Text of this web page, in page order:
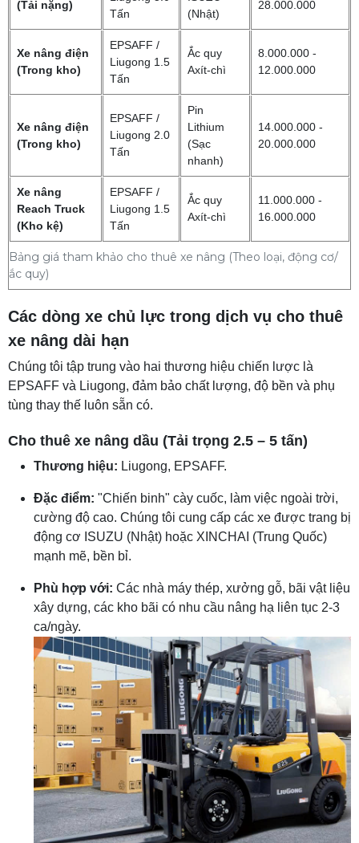
Bảng giá tham khảo cho thuê xe nâng (Theo loại, động cơ/
ắc quy)
(Tải nặng)
Tấn
(Nhật)
28.000.000
Xe nâng điện
(Trong kho)
EPSAFF /
Liugong 1.5
Tấn
Ắc quy
Axít-chì
8.000.000 -
12.000.000
Xe nâng điện
(Trong kho)
EPSAFF /
Liugong 2.0
Tấn
Pin
Lithium
(Sạc
nhanh)
14.000.000 -
20.000.000
Xe nâng
Reach Truck
(Kho kệ)
EPSAFF /
Liugong 1.5
Tấn
Ắc quy
Axít-chì
11.000.000 -
16.000.000
Các dòng xe chủ lực trong dịch vụ cho thuê
xe nâng dài hạn
Chúng tôi tập trung vào hai thương hiệu chiến lược là
EPSAFF và Liugong, đảm bảo chất lượng, độ bền và phụ
tùng thay thế luôn sẵn có.
Cho thuê xe nâng dầu (Tải trọng 2.5 – 5 tấn)
Thương hiệu: Liugong, EPSAFF.
Đặc điểm: "Chiến binh" cày cuốc, làm việc ngoài trời,
cường độ cao. Chúng tôi cung cấp các xe được trang bị
động cơ ISUZU (Nhật) hoặc XINCHAI (Trung Quốc)
mạnh mẽ, bền bỉ.
Phù hợp với: Các nhà máy thép, xưởng gỗ, bãi vật liệu
xây dựng, các kho bãi có nhu cầu nâng hạ liên tục 2-3
ca/ngày.